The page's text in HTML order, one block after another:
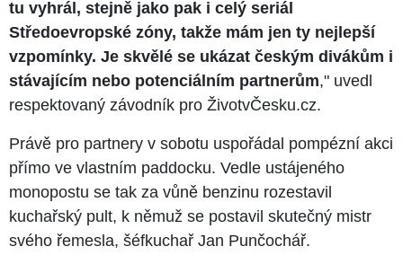
tu vyhrál, stejně jako pak i celý seriál
Středoevropské zóny, takže mám jen ty nejlepší
vzpomínky. Je skvělé se ukázat českým divákům i
stávajícím nebo potenciálním partnerům," uvedl
respektovaný závodník pro ŽivotvČesku.cz.
Právě pro partnery v sobotu uspořádal pompézní akci
přímo ve vlastním paddocku. Vedle ustájeného
monopostu se tak za vůně benzinu rozestavil
kuchařský pult, k němuž se postavil skutečný mistr
svého řemesla, šéfkuchař Jan Punčochář.